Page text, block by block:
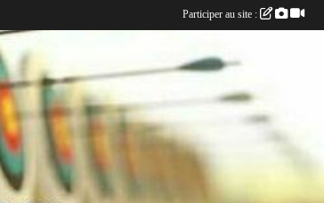
Participer au site :